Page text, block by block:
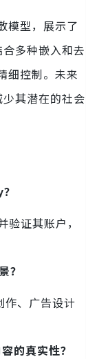
模型，展示了
多种嵌入和去
细控制。未来
其潜在的社会
证其账户，
？
、广告设计
的真实性？